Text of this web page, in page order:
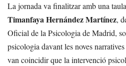
La jornada va finalitzar amb una
Timanfaya Hernández Martínez,
Oficial de la Psicologia de Madrid,
psicologia davant les noves
van coincidir que la intervenció